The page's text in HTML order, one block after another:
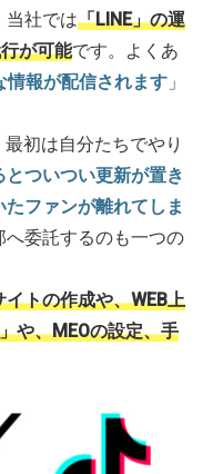
当社では「LINE」の運
が可能です。よくあ
情報が配信されます 」
初は自分たちでやり
ついつい更新が置き
たファンが離れてしま
委託するのも一つの
トの作成や、WEB上
や、MEOの設定、手